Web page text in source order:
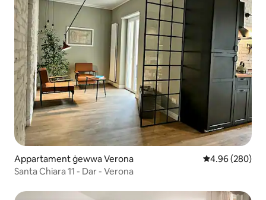
Appartament ġewwa Verona Rating medju
4.96 (280)
Santa Chiara 11 - Dar - Verona